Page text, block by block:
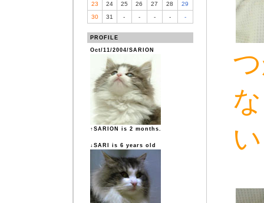
23
24 25 26 27 28
29
30
31 - - - - -
PROFILE
Oct/11/2004/SARION
↑SARION is 2 months.
↓SARI is 6 years old